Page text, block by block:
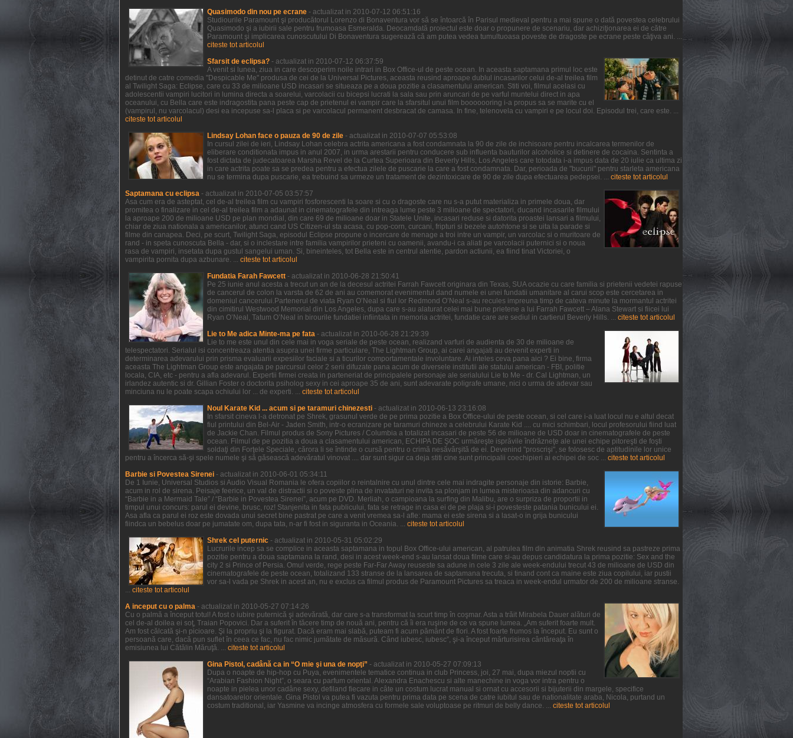
Quasimodo din nou pe ecrane - actualizat in 2010-07-12 06:51:16
Studiourile Paramount şi producătorul Lorenzo di Bonaventura vor să se întoarcă în Parisul medieval pentru a mai spune o dată povestea celebrului
Quasimodo şi a iubirii sale pentru frumoasa Esmeralda. Deocamdată proiectul este doar o propunere de scenariu, dar achiziţionarea ei de către
Paramount şi implicarea cunoscutului Di Bonaventura sugerează că am putea vedea tumultuoasa poveste de dragoste pe ecrane peste câţiva ani. ...
citeste tot articolul
Sfarsit de eclipsa? - actualizat in 2010-07-12 06:37:59
A venit si lunea, ziua in care descoperim noile intrari in Box Office-ul de peste ocean. In aceasta saptamana primul loc este
detinut de catre comedia "Despicable Me" produsa de cei de la Universal Pictures, aceasta reusind aproape dublul incasarilor celui de-al treilea film
al Twilight Saga: Eclipse, care cu 33 de milioane USD incasari se situeaza pe a doua pozitie a clasamentului american. Stiti voi, filmul acelasi cu
adolescentii vampiri lucitori in lumina directa a soarelui, varcolacii cu bicepsi lucrati la sala sau prin aruncari de pe varful muntelui direct in apa
oceanului, cu Bella care este indragostita pana peste cap de prietenul ei vampir care la sfarsitul unui film booooooring i-a propus sa se marite cu el
(vampirul, nu varcolacul) desi ea incepuse sa-l placa si pe varcolacul permanent desbracat de camasa. In fine, telenovela cu vampiri e pe locul doi. Episodul trei, care este. ...
citeste tot articolul
Lindsay Lohan face o pauza de 90 de zile - actualizat in 2010-07-07 05:53:08
In cursul zilei de ieri, Lindsay Lohan celebra actrita americana a fost condamnata la 90 de zile de inchisoare pentru incalcarea termenilor de
eliberare conditionata impus in anul 2007, in urma arestarii pentru conducere sub influenta bauturilor alcoholice si detinere de cocaina. Sentinta a
fost dictata de judecatoarea Marsha Revel de la Curtea Superioara din Beverly Hills, Los Angeles care totodata i-a impus data de 20 iulie ca ultima zi
in care actrita poate sa se predea pentru a efectua zilele de puscarie la care a fost condamnata. Dar, perioada de "bucurii" pentru starleta americana
nu se termina dupa puscarie, ea trebuind sa urmeze un tratament de dezintoxicare de 90 de zile dupa efectuarea pedepsei. ... citeste tot articolul
Saptamana cu eclipsa - actualizat in 2010-07-05 03:57:57
Asa cum era de asteptat, cel de-al treilea film cu vampiri fosforescenti la soare si cu o dragoste care nu s-a putut materializa in primele doua, dar
promitea o finalizare in cel de-al treilea film a adaunat in cinematografele din intreaga lume peste 3 milioane de spectatori, ducand incasarile filmului
la aproape 200 de milioane USD pe plan mondial, din care 69 de milioane doar in Statele Unite, incasari reduse si datorita proastei lansari a filmului,
chiar de ziua nationala a americanilor, atunci cand US Citizen-ul sta acasa, cu pop-corn, curcani, fripturi si bezele autohtone si se uita la parade si
filme din canapea. Deci, pe scurt, Twilight Saga, episodul Eclipse propune o incercare de menage a troi intre un vampir, un varcolac si o muritoare de
rand - in speta cunoscuta Bella - dar, si o inclestare intre familia vampirilor prieteni cu oamenii, avandu-i ca aliati pe varcolacii puternici si o noua
rasa de vampiri, insetata dupa gustul sangelui uman. Si, bineinteles, tot Bella este in centrul atentie, pardon actiunii, ea fiind tinat Victoriei, o
vampirita pornita dupa azbunare. ... citeste tot articolul
Fundatia Farah Fawcett - actualizat in 2010-06-28 21:50:41
Pe 25 iunie anul acesta a trecut un an de la decesul actritei Farrah Fawcett originara din Texas, SUA ocazie cu care familia si prietenii vedetei rapuse
de cancerul de colon la varsta de 62 de ani au comemorat evenimentul dand numele ei unei fundatii umanitare al carui scop este cercetarea in
domeniul cancerului.Partenerul de viata Ryan O’Neal si fiul lor Redmond O’Neal s-au recules impreuna timp de cateva minute la mormantul actritei
din cimitirul Westwood Memorial din Los Angeles, dupa care s-au alaturat celei mai bune prietene a lui Farrah Fawcett – Alana Stewart si fiicei lui
Ryan O’Neal, Tatum O’Neal in birourile fundatiei infiintata in memoria actritei, fundatie care are sediul in cartierul Beverly Hills. ... citeste tot articolul
Lie to Me adica Minte-ma pe fata - actualizat in 2010-06-28 21:29:39
Lie to me este unul din cele mai in voga seriale de peste ocean, realizand varfuri de audienta de 30 de milioane de
telespectatori. Serialul isi concentreaza atentia asupra unei firme particulare, The Lightman Group, ai carei angajati au devenit experti in
determinarea adevarului prin prisma evaluarii expesiilor faciale si a ticurilor comportamentale involuntare. Ai inteles ceva pana aici ? Ei bine, firma
aceasta The Lightman Group este angajata pe parcursul celor 2 serii difuzate pana acum de diversele institutii ale statului american - FBI, politie
locala, CIA, etc - pentru a afla adevarul. Expertii firmei creata in parteneriat de principalele personaje ale serialului Lie to Me - dr. Cal Lightman, un
irlandez autentic si dr. Gillian Foster o doctorita psiholog sexy in cei aproape 35 de ani, sunt adevarate poligrafe umane, nici o urma de adevar sau
minciuna nu le poate scapa ochiului lor ... de experti. ... citeste tot articolul
Noul Karate Kid ... acum si pe taramuri chinezesti - actualizat in 2010-06-13 23:16:08
In sfarsit cineva l-a detronat pe Shrek, grasunul verde de pe prima pozitie a Box Office-ului de peste ocean, si cel care i-a luat locul nu e altul decat
fiul printului din Bel-Air - Jaden Smith, intr-o ecranizare pe taramuri chineze a celebrului Karate Kid .... cu mici schimbari, locul profesorului fiind luat
de Jackie Chan. Filmul produs de Sony Pictures / Columbia a totalizat incasari de peste 56 de milioane de USD doar in cinematografele de peste
ocean. Filmul de pe pozitia a doua a clasamentului american, ECHIPA DE ŞOC urmăreşte isprăvile îndrăzneţe ale unei echipe pitoreşti de foşti
soldaţi din Forţele Speciale, cărora li se întinde o cursă pentru o crimă nesăvârşită de ei. Devenind "proscrişi", se folosesc de aptitudinile lor unice
pentru a încerca să-şi spele numele şi să găsească adevăratul vinovat .... dar sunt sigur ca deja stiti cine sunt principalii coechipieri ai echipei de soc ... citeste tot articolul
Barbie si Povestea Sirenei - actualizat in 2010-06-01 05:34:11
De 1 Iunie, Universal Studios si Audio Visual Romania le ofera copiilor o reintalnire cu unul dintre cele mai indragite personaje din istorie: Barbie,
acum in rol de sirena. Peisaje feerice, un val de distractii si o poveste plina de invataturi ne invita sa plonjam in lumea misterioasa din adancuri cu
“Barbie in a Mermaid Tale” / “Barbie in Povestea Sirenei”, acum pe DVD. Merliah, o campioana la surfing din Malibu, are o surpriza de proportii in
timpul unui concurs: parul ei devine, brusc, roz! Stanjenita in fata publicului, fata se retrage in casa ei de pe plaja si-i povesteste patania bunicului ei.
Asa afla ca parul ei roz este dovada unui secret bine pastrat pe care a venit vremea sa-l afle: mama ei este sirena si a lasat-o in grija bunicului
fiindca un bebelus doar pe jumatate om, dupa tata, n-ar fi fost in siguranta in Oceania. ... citeste tot articolul
Shrek cel puternic - actualizat in 2010-05-31 05:02:29
Lucrurile incep sa se complice in aceasta saptamana in topul Box Office-ului american, al patrulea film din animatia Shrek reusind sa pastreze prima
pozitie pentru a doua saptamana la rand, desi in acest week-end s-au lansat doua filme care si-au depus candidatura la prima pozitie: Sex and the
city 2 si Prince of Persia. Omul verde, rege peste Far-Far Away reuseste sa adune in cele 3 zile ale week-endului trecut 43 de milioane de USD din
cinematografele de peste ocean, totalizand 133 stranse de la lansarea de saptamana trecuta, si tinand cont ca maine este ziua copilului, iar pustii
vor sa-l vada pe Shrek in acest an, nu e exclus ca filmul produs de Paramount Pictures sa treaca in week-endul urmator de 200 de milioane stranse.
... citeste tot articolul
A inceput cu o palma - actualizat in 2010-05-27 07:14:26
Cu o palmă a început totul! A fost o iubire puternică şi adevărată, dar care s-a transformat la scurt timp în coşmar. Asta a trăit Mirabela Dauer alături de
cel de-al doilea ei soţ, Traian Popovici. Dar a suferit în tăcere timp de nouă ani, pentru că îi era ruşine de ce va spune lumea. „Am suferit foarte mult.
Am fost călcată şi-n picioare. Şi la propriu şi la figurat. Dacă eram mai slabă, puteam fi acum pământ de flori. A fost foarte frumos la început. Eu sunt o
persoană care, dacă pun suflet în ceea ce fac, nu fac nimic jumătate de măsură. Când iubesc, iubesc”, şi-a început mărturisirea cântăreaţa în
emisiunea lui Cătălin Măruţă. ... citeste tot articolul
Gina Pistol, cadână ca in “O mie şi una de nopţi” - actualizat in 2010-05-27 07:09:13
Dupa o noapte de hip-hop cu Puya, evenimentele tematice continua in club Princess, joi, 27 mai, dupa miezul noptii cu
“Arabian Fashion Night”, o seara cu parfum oriental. Alexandra Enachescu si alte manechine in voga vor intra pentru o
noapte in pielea unor cadâne sexy, defiland fiecare in câte un costum lucrat manual si ornat cu accesorii si bijuterii din margele, specifice
dansatoarelor orientale. Gina Pistol va putea fi vazuta pentru prima data pe scena de catre iubitul sau de nationalitate araba, Nicola, purtand un
costum traditional, iar Yasmine va incinge atmosfera cu formele sale voluptoase pe ritmuri de belly dance. ... citeste tot articolul